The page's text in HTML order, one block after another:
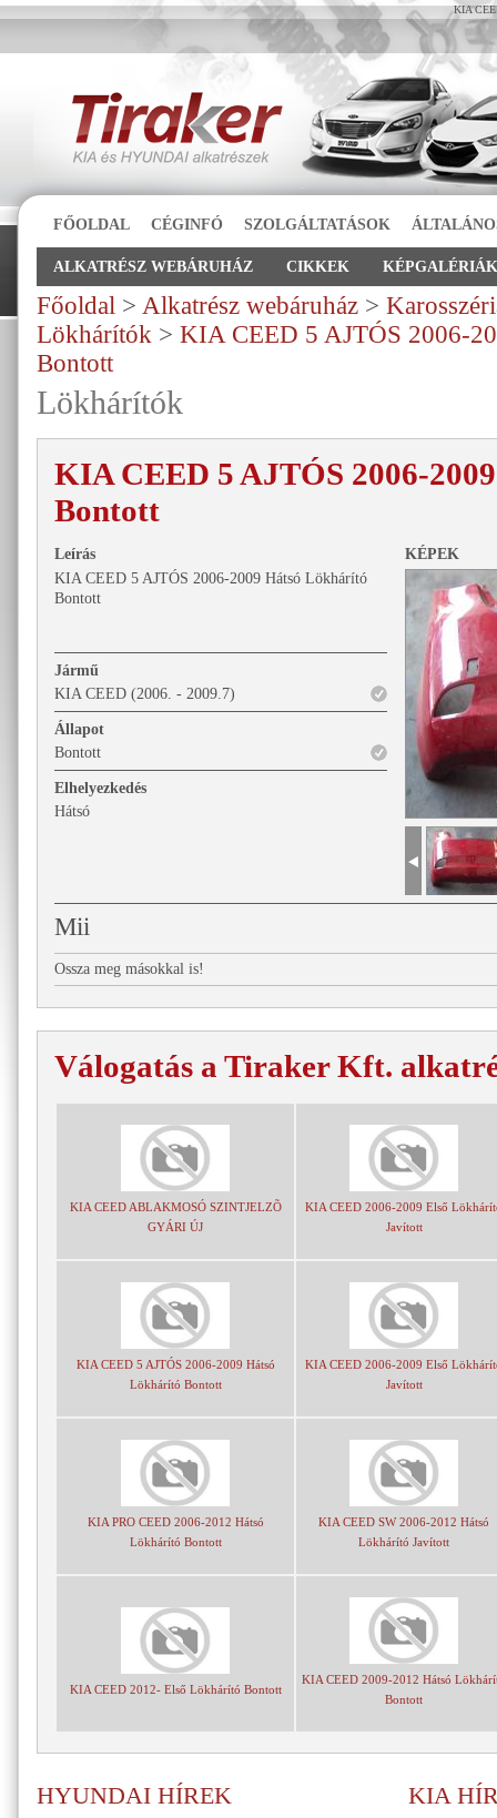
KIA
FŐOLDAL CÉGINFÓ SZOLGÁLTATÁSOK
ALKATRÉSZ WEBÁRUHÁZ CIKKEK KÉPGALÉRIÁK
Főoldal > Alkatrész webáruház >
Lökhárítók > KIA CEED 5 AJTÓS 2006-
Bontott
Lökhárítók
KIA CEED 5 AJTÓS 2006-
Bontott
KÉPEK
Leírás
KIA CEED 5 AJTÓS 2006-2009 Hátsó Lökhárító
Bontott
Jármű
KIA CEED (2006. - 2009.7)
Állapot
Bontott
Elhelyezkedés
Hátsó
Mii
Ossza meg másokkal is!
Válogatás a Tiraker Kft.
KIA CEED ABLAKMOSÓ SZINTJELZÕ
GYÁRI ÚJ
KIA CEED 2006-2009 Első
Javított
KIA CEED 5 AJTÓS 2006-2009 Hátsó
Lökhárító Bontott
KIA CEED 2006-2009 Első
Javított
KIA PRO CEED 2006-2012 Hátsó
Lökhárító Bontott
KIA CEED SW 2006-2012 Hátsó
Lökhárító Javított
KIA CEED 2012- Első Lökhárító Bontott
KIA CEED 2009-2012 Hátsó
Bontott
HYUNDAI HÍREK KIA